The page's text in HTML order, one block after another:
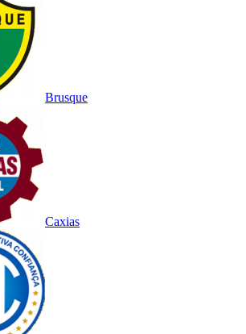
Brusque
Caxias